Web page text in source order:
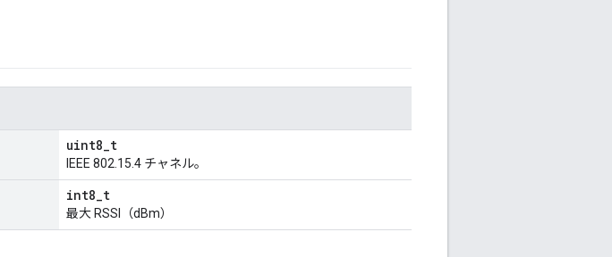
uint8_t
IEEE 802.15.4 チャネル。
int8_t
最大 RSSI（dBm）